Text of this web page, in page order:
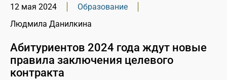
12 мая 2024
Образование
Людмила Данилкина
Абитуриентов 2024 года ждут новые
правила заключения целевого
контракта